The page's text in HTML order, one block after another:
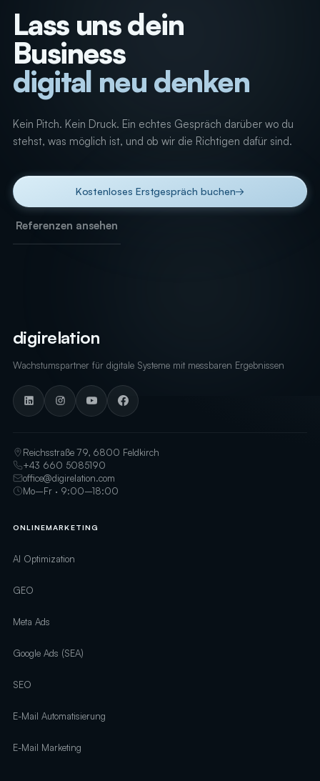
Lass uns dein
Business
digital neu denken
Kein Pitch. Kein Druck. Ein echtes Gespräch darüber wo du
stehst, was möglich ist, und ob wir die Richtigen dafür sind.
Kostenloses Erstgespräch buchen→
Referenzen ansehen
digirelation
Wachstumspartner für digitale Systeme mit messbaren Ergebnissen
Reichsstraße 79, 6800 Feldkirch
+43 660 5085190
office@digirelation.com
Mo–Fr · 9:00–18:00
ONLINEMARKETING
AI Optimization
GEO
Meta Ads
Google Ads (SEA)
SEO
E-Mail Automatisierung
E-Mail Marketing